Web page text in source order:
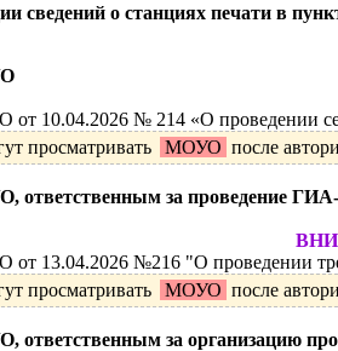
сведений о станциях печати в
10.04.2026 № 214 «О проведении
просматривать
МОУО после
ответственным за проведение ГИА-
13.04.2026 №216 "О проведении
просматривать
МОУО после
ответственным за организацию